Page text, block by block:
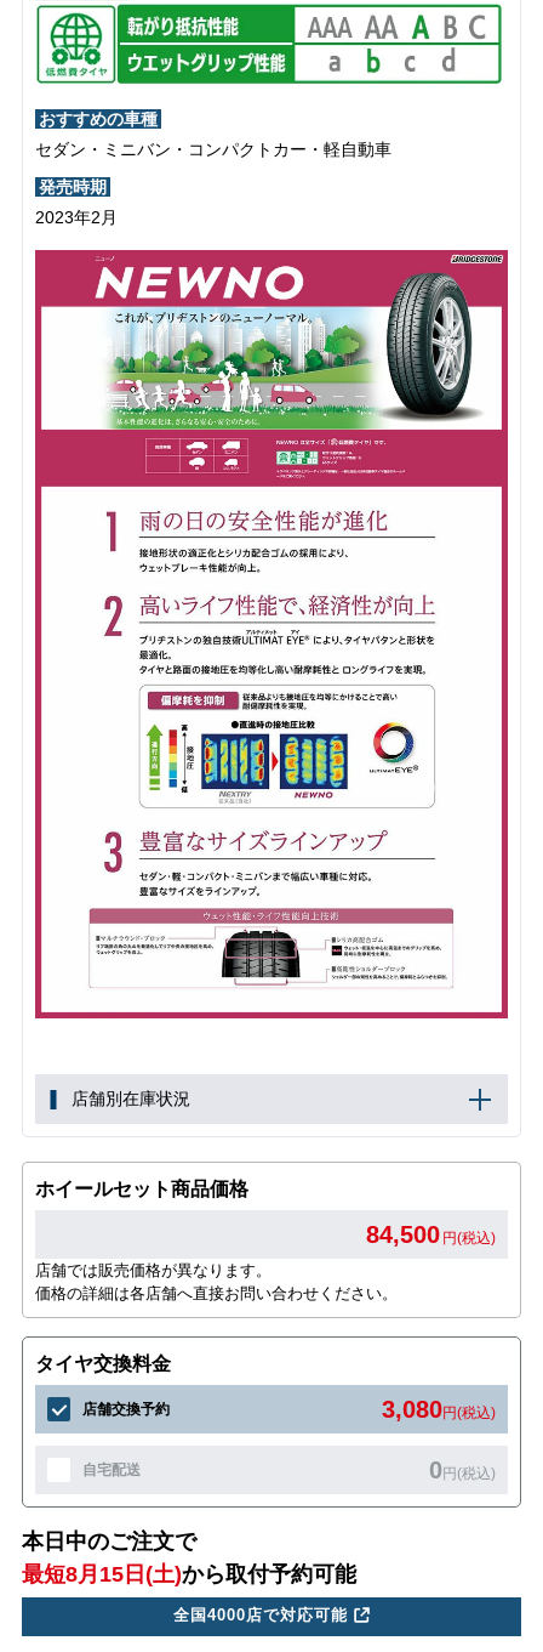
おすすめの車種
セダン・ミニバン・コンパクトカー・軽自動車
発売時期
2023年2月
店舗別在庫状況
ホイールセット商品価格
84,500 円(税込)
店舗では販売価格が異なります。
価格の詳細は各店舗へ直接お問い合わせください。
タイヤ交換料金
店舗交換予約 3,080円(税込)
自宅配送 0円(税込)
本日中のご注文で
最短8月15日(土)から取付予約可能
全国4000店で対応可能